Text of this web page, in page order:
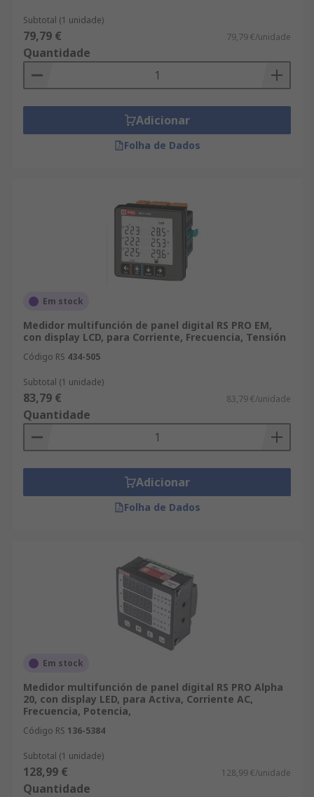
Subtotal (1 unidade)
79,79 € 79,79 €/unidade
Quantidade
Adicionar
Folha de Dados
Em stock
Medidor multifunción de panel digital RS PRO EM,
con display LCD, para Corriente, Frecuencia, Tensión
Código RS 434-505
Subtotal (1 unidade)
83,79 € 83,79 €/unidade
Quantidade
Adicionar
Folha de Dados
Em stock
Medidor multifunción de panel digital RS PRO Alpha
20, con display LED, para Activa, Corriente AC,
Frecuencia, Potencia,
Código RS 136-5384
Subtotal (1 unidade)
128,99 € 128,99 €/unidade
Quantidade